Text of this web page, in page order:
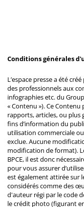
Conditions générales
L’espace presse a été
des professionnels aux
infographies etc. du
« Contenu »). Ce
rapports, articles, ou
fins d’information du
utilisation commerciale
exclue. Aucune
modification de format).
BPCE, il est donc
pour vous assurer
est également attirée sur
considérés comme des
d'auteur régi par le code
le crédit photo (figurant